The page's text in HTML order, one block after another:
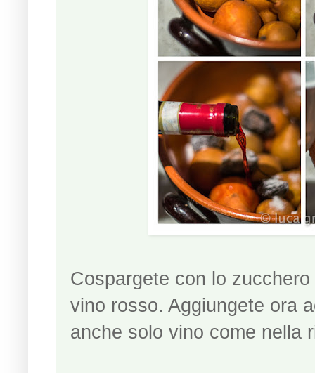
Cospargete con lo
vino rosso. Aggiungete ora
anche solo vino come nella